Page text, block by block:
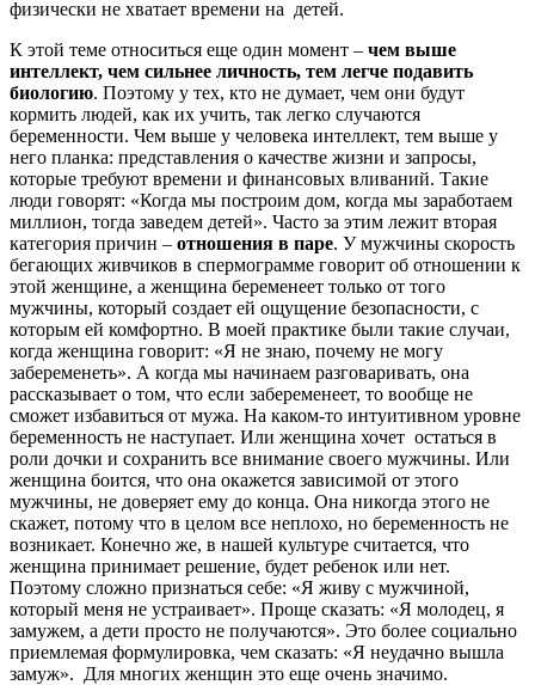
физически не хватает времени на детей.
К этой теме относиться еще один момент – чем выше
интеллект, чем сильнее личность, тем легче подавить
биологию. Поэтому у тех, кто не думает, чем они будут
кормить людей, как их учить, так легко случаются
беременности. Чем выше у человека интеллект, тем выше у
него планка: представления о качестве жизни и запросы,
которые требуют времени и финансовых вливаний. Такие
люди говорят: «Когда мы построим дом, когда мы заработаем
миллион, тогда заведем детей». Часто за этим лежит вторая
категория причин – отношения в паре. У мужчины скорость
бегающих живчиков в спермограмме говорит об отношении к
этой женщине, а женщина беременеет только от того
мужчины, который создает ей ощущение безопасности, с
которым ей комфортно. В моей практике были такие случаи,
когда женщина говорит: «Я не знаю, почему не могу
забеременеть». А когда мы начинаем разговаривать, она
рассказывает о том, что если забеременеет, то вообще не
сможет избавиться от мужа. На каком-то интуитивном уровне
беременность не наступает. Или женщина хочет остаться в
роли дочки и сохранить все внимание своего мужчины. Или
женщина боится, что она окажется зависимой от этого
мужчины, не доверяет ему до конца. Она никогда этого не
скажет, потому что в целом все неплохо, но беременность не
возникает. Конечно же, в нашей культуре считается, что
женщина принимает решение, будет ребенок или нет.
Поэтому сложно признаться себе: «Я живу с мужчиной,
который меня не устраивает». Проще сказать: «Я молодец, я
замужем, а дети просто не получаются». Это более социально
приемлемая формулировка, чем сказать: «Я неудачно вышла
замуж». Для многих женщин это еще очень значимо.